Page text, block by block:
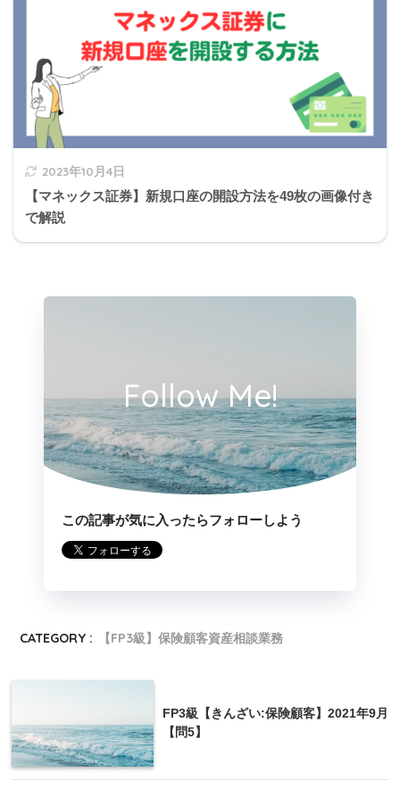
増額されます
michi
受給開始2年で元が取れ、3年目以降はすべて儲
けになります。
3の補足
できる掛金の限度額は、原則として、月額（
なります。なお、国民年金基金の加入員は、国民年金の付加
保険料を納付することができません」
国民年金基金とは
個人型年金と合わせて
受け取り方法(年金)
特記事項
2023年10月4日
【マネックス証券】新規口座の開設方法を49枚の画像付き
で解説
Follow Me!
この記事が気に入ったらフォローしよう
CATEGORY : 【FP3級】保険顧客資産相談業務
FP3級【きんざい:保険顧客】2021年9月
【問5】